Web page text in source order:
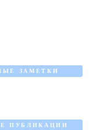
ЗАМЕТКИ
ПУБЛИКАЦИИ